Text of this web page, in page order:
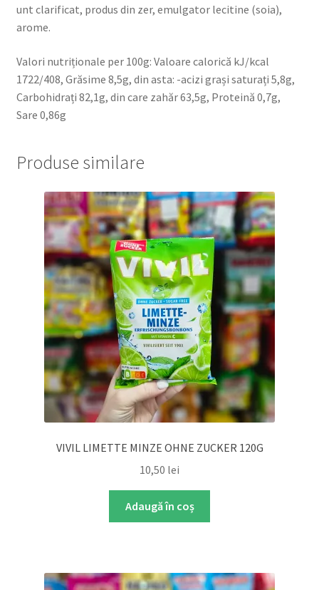
unt clarificat, produs din zer, emulgator lecitine (soia),
arome.
Valori nutriționale per 100g: Valoare calorică kJ/kcal
1722/408, Grăsime 8,5g, din asta: -acizi grași saturați 5,8g,
Carbohidrați 82,1g, din care zahăr 63,5g, Proteină 0,7g,
Sare 0,86g
Produse similare
VIVIL LIMETTE MINZE OHNE ZUCKER 120G
10,50 lei
Adaugă în coș